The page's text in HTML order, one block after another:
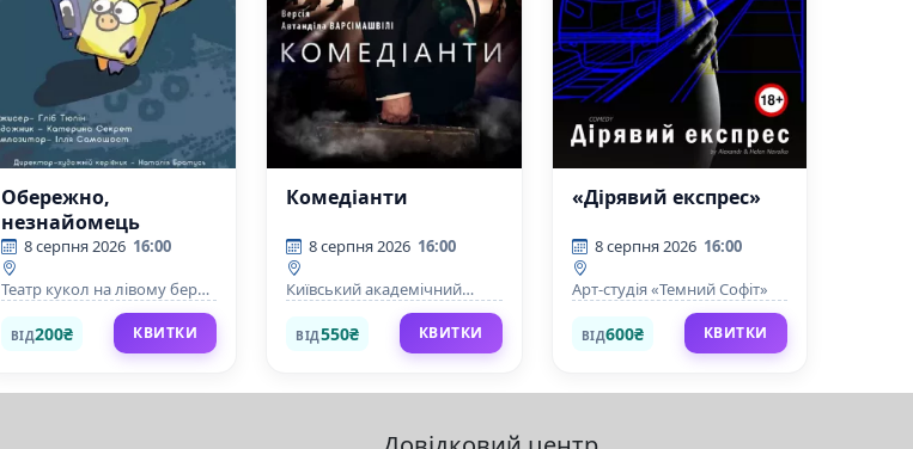
Обережно,
незнайомець
8 серпня 2026 16:00
Театр кукол на лівому березі
ВІД200₴ КВИТКИ
Комедіанти
8 серпня 2026 16:00
Київський академічний
драматичний театр на
Подолі
ВІД550₴ КВИТКИ
«Дірявий експрес»
8 серпня 2026 16:00
Арт-студія «Темний Софіт»
ВІД600₴ КВИТКИ